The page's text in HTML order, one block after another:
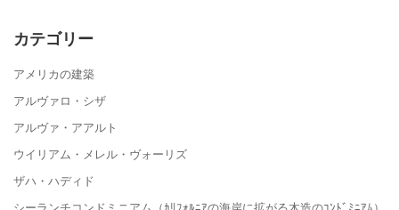
カテゴリー
アメリカの建築
アルヴァロ・シザ
アルヴァ・アアルト
ウイリアム・メレル・ヴォーリズ
ザハ・ハディド
シーランチコンドミニアム（ｶﾘﾌｫﾙﾆｱの海岸に拡がる木造のｺﾝﾄﾞﾐﾆｱﾑ）